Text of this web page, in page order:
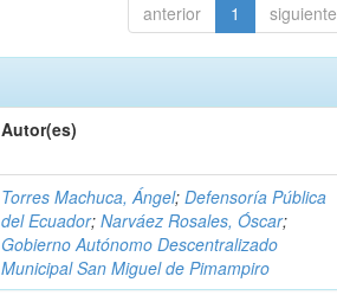
anterior 1 siguiente
Autor(es)
Torres Machuca, Ángel;Defensoría Pública
del Ecuador;Narváez Rosales, Óscar;
Gobierno Autónomo Descentralizado
Municipal San Miguel de Pimampiro